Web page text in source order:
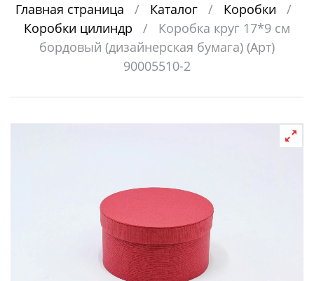
Главная страница / Каталог / Коробки
/
Коробки цилиндр
/
Коробка круг 17*9 см
бордовый (дизайнерская бумага) (Арт)
90005510-2